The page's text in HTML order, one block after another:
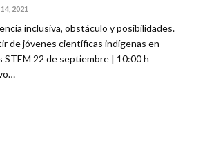
2021
inclusiva, obstáculo y posibilidades.
de jóvenes científicas indígenas en
STEM 22 de septiembre | 10:00 h